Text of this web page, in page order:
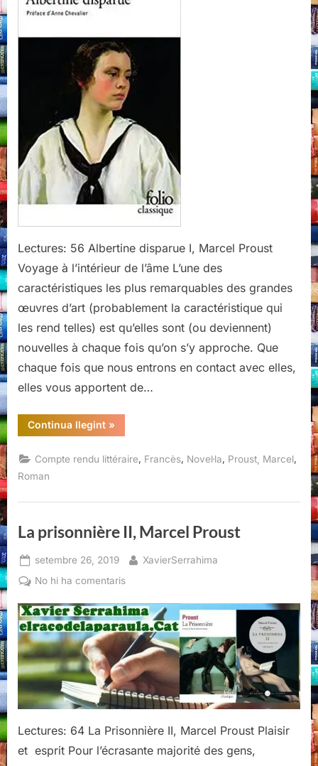
Edicions,
2020)
Lectures: 56 Albertine disparue I, Marcel Proust
Voyage à l’intérieur de l’âme L’une des
caractéristiques les plus remarquables des grandes
œuvres d’art (probablement la caractéristique qui
les rend telles) est qu’elles sont (ou deviennent)
nouvelles à chaque fois qu’on s’y approche. Que
chaque fois que nous entrons en contact avec elles,
elles vous apportent de…
Continua llegint“Albertine
disparue
Marcel
Proust
»
Compte rendu littéraire Francès Novel·la Proust, Marcel
Roman
La prisonnière II, Marcel Proust
Posted
on
setembre 26, 2019 By
XavierSerrahima
No hi ha comentarisa
prisonnière
II,
Marcel
Proust
Lectures: 64 La Prisonnière II, Marcel Proust Plaisir
et esprit Pour l’écrasante majorité des gens,